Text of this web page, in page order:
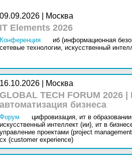
09.09.2026 | Москва
IT Elements 2026
Конференция
иб (информационная
сетевые технологии, искусственный
16.10.2026 | Москва
GLOBAL TECH FORUM
автоматизация бизнеса
Форум цифровизация, ит в
искусственный интеллект (ии), ит в
управление проектами (project
cx (customer experience)